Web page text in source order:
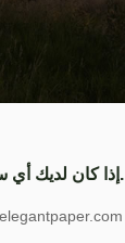
إذا كان لديك أي سؤال، يرجى الاتصال بنا.